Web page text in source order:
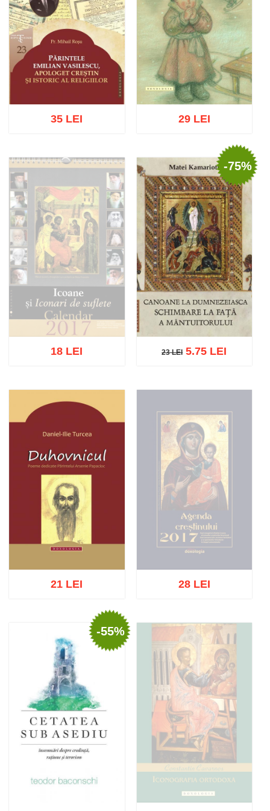
35 LEI
Adaugă în coș Wishlist
29 LEI
Stoc epuizat
18 LEI
-75%
23 LEI
23 LEI5.75 LEI
Adaugă în coș Wishlist
21 LEI
Stoc epuizat
28 LEI
-55%